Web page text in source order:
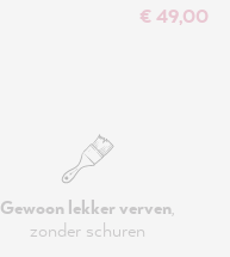
€ 49,00
Gewoon lekker verven,
zonder schuren